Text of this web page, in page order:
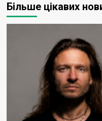
Більше цікавих